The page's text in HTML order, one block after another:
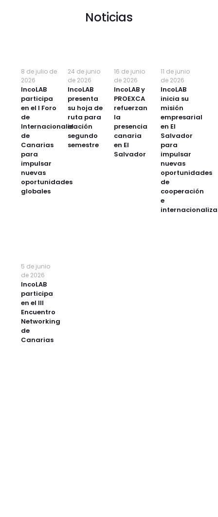
Noticias
8 de julio de
2026
IncoLAB
participa
en el I Foro
de
Internacionalización
de
Canarias
para
impulsar
nuevas
oportunidades
globales
24 de junio
de 2026
IncoLAB
presenta
su hoja de
ruta para
el
segundo
semestre
16 de junio
de 2026
IncoLAB y
PROEXCA
refuerzan
la
presencia
canaria
en El
Salvador
11 de junio
de 2026
IncoLAB
inicia su
misión
empresarial
en El
Salvador
para
impulsar
nuevas
oportunidades
de
cooperación
e
5 de junio
de 2026
IncoLAB
participa
en el III
Encuentro
Networking
de
Canarias